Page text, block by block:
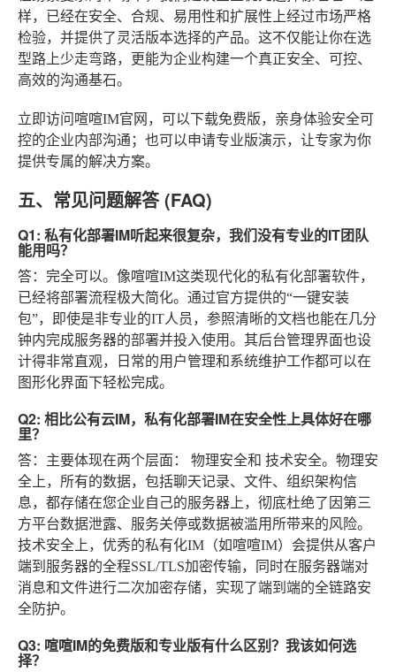
样，已经在安全、合规、易用性和扩展性上经过市场严格
检验，并提供了灵活版本选择的产品。这不仅能让你在选
型路上少走弯路，更能为企业构建一个真正安全、可控、
高效的沟通基石。
立即访问喧喧IM官网，可以下载免费版，亲身体验安全可
控的企业内部沟通；也可以申请专业版演示，让专家为你
提供专属的解决方案。
五、常见问题解答 (FAQ)
Q1: 私有化部署IM听起来很复杂，我们没有专业的IT团队
能用吗？
答：完全可以。像喧喧IM这类现代化的私有化部署软件，
已经将部署流程极大简化。通过官方提供的“一键安装
包”，即使是非专业的IT人员，参照清晰的文档也能在几分
钟内完成服务器的部署并投入使用。其后台管理界面也设
计得非常直观，日常的用户管理和系统维护工作都可以在
图形化界面下轻松完成。
Q2: 相比公有云IM，私有化部署IM在安全性上具体好在哪
里？
答：主要体现在两个层面： 物理安全和 技术安全。物理安
全上，所有的数据，包括聊天记录、文件、组织架构信
息，都存储在您企业自己的服务器上，彻底杜绝了因第三
方平台数据泄露、服务关停或数据被滥用所带来的风险。
技术安全上，优秀的私有化IM（如喧喧IM）会提供从客户
端到服务器的全程SSL/TLS加密传输，同时在服务器端对
消息和文件进行二次加密存储，实现了端到端的全链路安
全防护。
Q3: 喧喧IM的免费版和专业版有什么区别？我该如何选
择？